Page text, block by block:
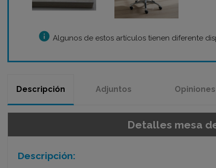
info Algunos de estos artículos tienen diferente
Descripción Adjuntos Opiniones
Detalles mesa de
Descripción: